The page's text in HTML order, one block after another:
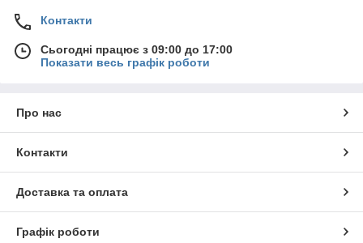
Контакти
Сьогодні працює з 09:00 до 17:00
Показати весь графік роботи
Про нас
Контакти
Доставка та оплата
Графік роботи